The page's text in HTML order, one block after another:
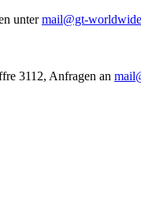
untermail@gt-
3112, Anfragen an